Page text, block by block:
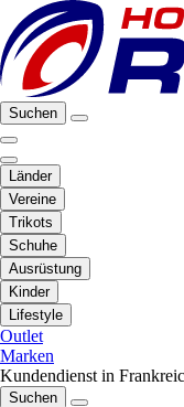
Suchen
Länder
Vereine
Trikots
Schuhe
Ausrüstung
Kinder
Lifestyle
Outlet
Marken
Kundendienst in
Suchen